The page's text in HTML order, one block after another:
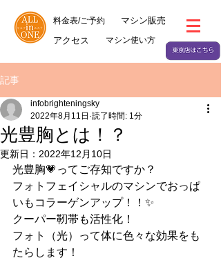
料金表/ご予約
マシン販売
アクセス
マシン使い方
記事
光豊胸とは！？
infobrighteningsky
2022年8月11日 読了時間: 1分
更新日： 2022年12月10日
光豊胸💗ってご存知ですか？
フォトフェイシャルのマシンでおっぱ
いもコラーゲンアップ！！✨
クーパー靭帯も活性化！
フォト（光）って体に色々な効果をも
たらします！